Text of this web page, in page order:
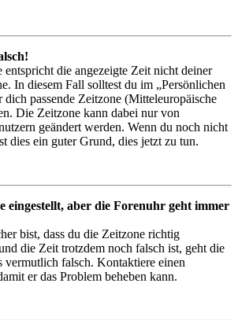
die angezeigte Zeit nicht deiner
In diesem Fall solltest du im „Persönlichen
dich passende Zeitzone (Mitteleuropäische
Die Zeitzone kann dabei nur von
geändert werden. Wenn du noch nicht
dies ein guter Grund, dies jetzt zu tun.
eingestellt, aber die Forenuhr geht immer
bist, dass du die Zeitzone richtig
die Zeit trotzdem noch falsch ist, geht die
vermutlich falsch. Kontaktiere einen
er das Problem beheben kann.